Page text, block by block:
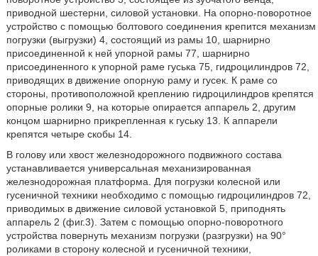
приводной шестерни, силовой установки. На опорно-поворотное
устройство с помощью болтового соединения крепится механизм
погрузки (выгрузки) 4, состоящий из рамы 10, шарнирно
присоединенной к ней упорной рамы 77, шарнирно
присоединенного к упорной раме гуська 75, гидроцилиндров 72,
приводящих в движение опорную раму и гусек. К раме со
стороны, противоположной креплению гидроцилиндров крепятся
опорные ролики 9, на которые опирается аппарель 2, другим
концом шарнирно прикрепленная к гуську 13. К аппарели
крепятся четыре скобы 14.
В голову или хвост железнодорожного подвижного состава
устанавливается универсальная механизированная
железнодорожная платформа. Для погрузки колесной или
гусеничной техники необходимо с помощью гидроцилиндров 72,
приводимых в движение силовой установкой 5, приподнять
аппарель 2 (фиг.3). Затем с помощью опорно-поворотного
устройства повернуть механизм погрузки (разгрузки) на 90°
роликами в сторону колесной и гусеничной техники,